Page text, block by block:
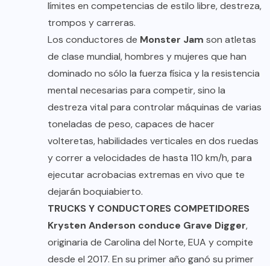
límites en competencias de estilo libre, destreza,
trompos y carreras.
Los conductores de Monster Jam son atletas
de clase mundial, hombres y mujeres que han
dominado no sólo la fuerza física y la resistencia
mental necesarias para competir, sino la
destreza vital para controlar máquinas de varias
toneladas de peso, capaces de hacer
volteretas, habilidades verticales en dos ruedas
y correr a velocidades de hasta 110 km/h, para
ejecutar acrobacias extremas en vivo que te
dejarán boquiabierto.
TRUCKS Y CONDUCTORES COMPETIDORES
Krysten Anderson conduce Grave Digger,
originaria de Carolina del Norte, EUA y compite
desde el 2017. En su primer año ganó su primer